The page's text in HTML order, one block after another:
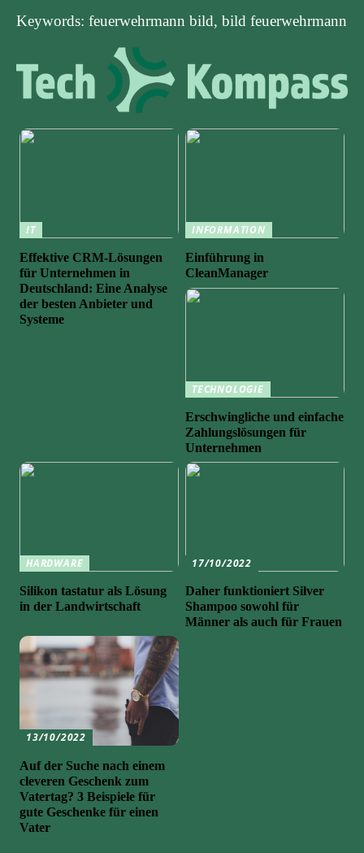
Keywords: feuerwehrmann bild, bild feuerwehrmann
IT
Effektive CRM-Lösungen
für Unternehmen in
Deutschland: Eine Analyse
der besten Anbieter und
Systeme
INFORMATION
Einführung in
CleanManager
TECHNOLOGIE
Erschwingliche und einfache
Zahlungslösungen für
Unternehmen
HARDWARE
Silikon tastatur als Lösung
in der Landwirtschaft
17/10/2022
Daher funktioniert Silver
Shampoo sowohl für
Männer als auch für Frauen
13/10/2022
Auf der Suche nach einem
cleveren Geschenk zum
Vatertag? 3 Beispiele für
gute Geschenke für einen
Vater